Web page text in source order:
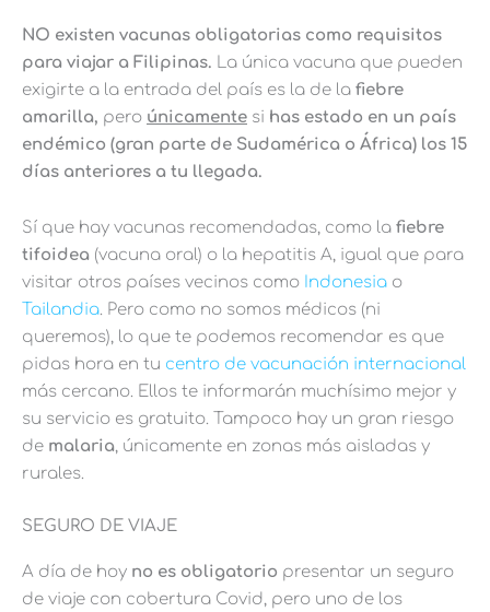
NO existen vacunas obligatorias como requisitos
para viajar a Filipinas. La única vacuna que pueden
exigirte a la entrada del país es la de la fiebre
amarilla, pero únicamente si has estado en un país
endémico (gran parte de Sudamérica o África) los 15
días anteriores a tu llegada.
Sí que hay vacunas recomendadas, como la fiebre
tifoidea (vacuna oral) o la hepatitis A, igual que para
visitar otros países vecinos como Indonesia o
Tailandia. Pero como no somos médicos (ni
queremos), lo que te podemos recomendar es que
pidas hora en tu centro de vacunación internacional
más cercano. Ellos te informarán muchísimo mejor y
su servicio es gratuito. Tampoco hay un gran riesgo
de malaria, únicamente en zonas más aisladas y
rurales.
SEGURO DE VIAJE
A día de hoy no es obligatorio presentar un seguro
de viaje con cobertura Covid, pero uno de los